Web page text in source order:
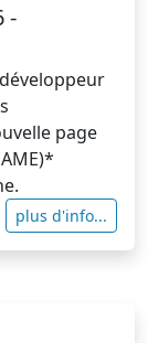
-
page
plus d'info...